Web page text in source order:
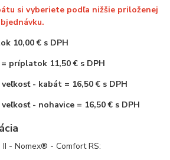
si vyberiete podľa nižšie priloženej
10,00 € s DPH
príplatok 11,50 € s DPH
- kabát = 16,50 € s DPH
- nohavice = 16,50 € s DPH
- Nomex® - Comfort RS: